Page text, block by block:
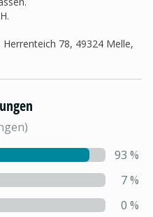
Herrenteich 78, 49324 Melle,
)
93 %
7%
0 %